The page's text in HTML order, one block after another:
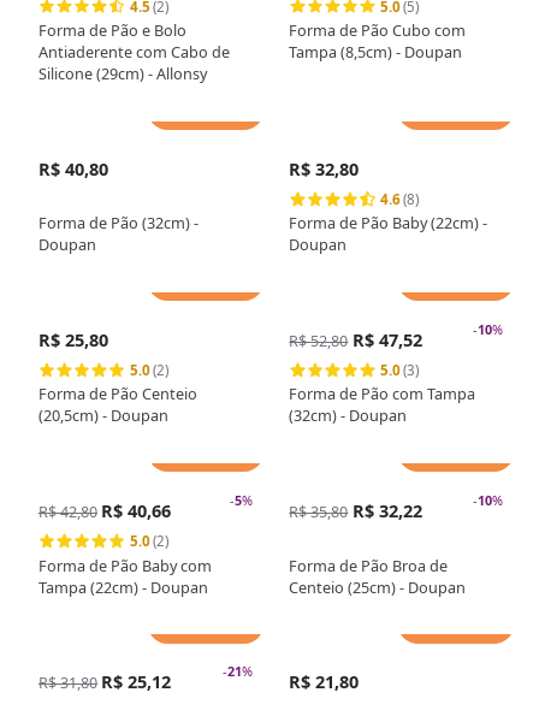
4.5 (2)
Forma de Pão e Bolo
Antiaderente com Cabo de
Silicone (29cm) - Allonsy
5.0(5)
Forma de Pão Cubo com
Tampa (8,5cm) - Doupan
R$ 40,80
Forma de Pão (32cm) -
Doupan
R$ 32,80
4.6(8)
Forma de Pão Baby (22cm) -
Doupan
R$ 25,80
5.0(2)
Forma de Pão Centeio
(20,5cm) - Doupan
-10%
R$ 52,80 R$ 47,52
5.0(3)
Forma de Pão com Tampa
(32cm) - Doupan
-5%
R$ 42,80 R$ 40,66
5.0(2)
Forma de Pão Baby com
Tampa (22cm) - Doupan
-10%
R$ 35,80 R$ 32,22
Forma de Pão Broa de
Centeio (25cm) - Doupan
-21%
R$ 31,80 R$ 25,12 R$ 21,80